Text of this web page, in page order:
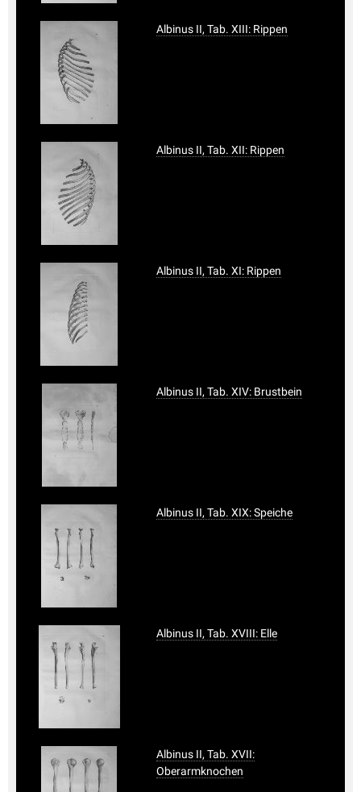
Albinus II, Tab. XIII: Rippen
Albinus II, Tab. XII: Rippen
Albinus II, Tab. XI: Rippen
Albinus II, Tab. XIV: Brustbein
Albinus II, Tab. XIX: Speiche
Albinus II, Tab. XVIII: Elle
Albinus II, Tab. XVII:
Oberarmknochen